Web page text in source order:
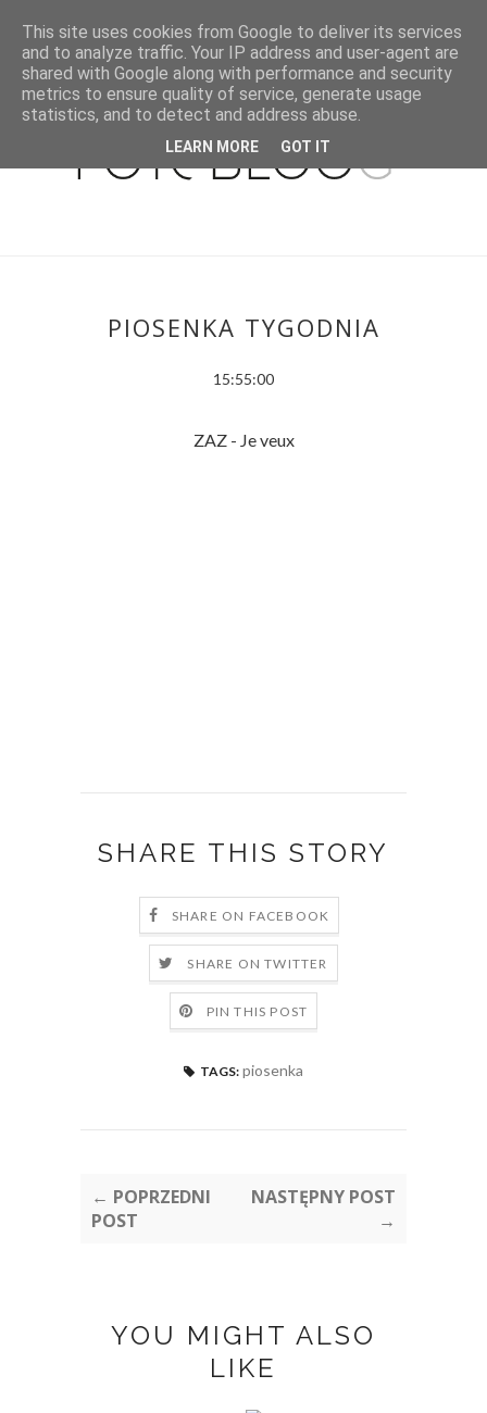
PIOSENKA TYGODNIA
15:55:00
ZAZ - Je veux
SHARE THIS STORY
SHARE ON FACEBOOK
SHARE ON TWITTER
PIN THIS POST
TAGS: piosenka
← POPRZEDNI
POST
NASTĘPNY POST
→
YOU MIGHT ALSO
LIKE
This site uses cookies from Google to deliver its services
and to analyze traffic. Your IP address and user-agent are
shared with Google along with performance and security
metrics to ensure quality of service, generate usage
statistics, and to detect and address abuse.
LEARN MORE GOT IT